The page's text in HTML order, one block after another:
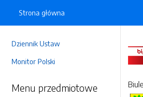
Dziennik Ustaw
Monitor Polski
Menu przedmiotowe
Strona główna